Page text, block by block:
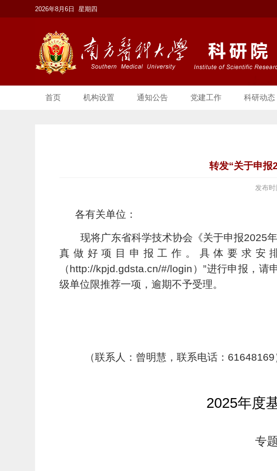
2026年8月6日 星期四
首页 机构设置 通知公告 党建工作 科研动态
转发“关于申报
发布
各有关单位：
现将广东省科学技术协会《关于申报2025
真做好项目申报工作。具体要求安
（http://kpjd.gdsta.cn/#/login）”进行申报，
级单位限推荐一项，逾期不予受理。
（联系人：曾明慧，联系电话：61648169
2025年度
专